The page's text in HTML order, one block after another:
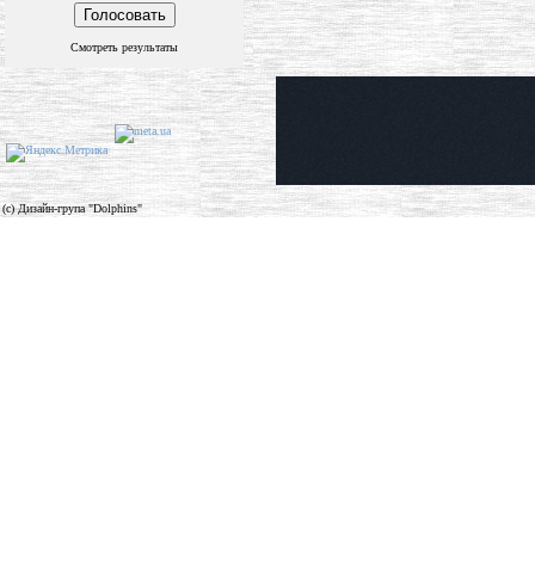
Смотреть результаты
(c) Дизайн-група "Dolphins"